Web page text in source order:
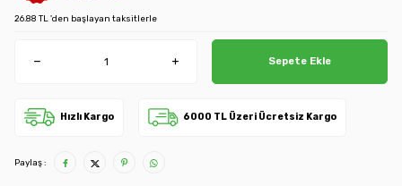
26.88 TL 'den başlayan taksitlerle
Sepete Ekle
Hızlı Kargo 6000 TL Üzeri Ücretsiz Kargo
Paylaş :